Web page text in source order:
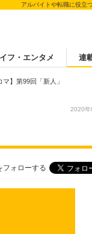
アルバイトや転職に役立
フ・エンタメ 連
マ】第99回「新人」
2020年
フォローする